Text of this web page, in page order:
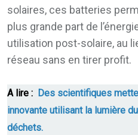
solaires, ces batteries
plus grande part de
utilisation post-solaire, au
réseau sans en tirer profit.
A lire : Des scientifiques
innovante utilisant la lumière
déchets.